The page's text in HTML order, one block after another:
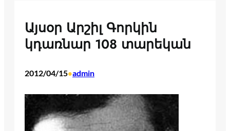
Այսօր Արշիլ Գորկին
կդառնար 108 տարեկան
2012/04/15•admin